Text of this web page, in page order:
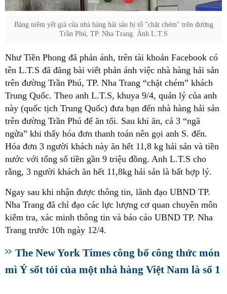
Bảng niêm yết giá của nhà hàng hải sản bị tố "chặt chém" trên đường
Trần Phú, TP. Nha Trang. Ảnh L.T.S
Như Tiền Phong đã phản ánh, trên tài khoản Facebook có
tên L.T.S đã đăng bài viết phản ánh việc nhà hàng hải sản
trên đường Trần Phú, TP. Nha Trang “chặt chém” khách
Trung Quốc. Theo anh L.T.S, khuya 9/4, quản lý của anh
này (quốc tịch Trung Quốc) đưa bạn đến nhà hàng hải sản
trên đường Trần Phú để ăn tối. Sau khi ăn, cả 3 “ngã
ngửa” khi thấy hóa đơn thanh toán nên gọi anh S. đến.
Hóa đơn 3 người khách này ăn hết 11,8 kg hải sản và tiền
nước với tổng số tiền gần 9 triệu đồng. Anh L.T.S cho
rằng, 3 người khách ăn hết 11,8kg hải sản là bất hợp lý.
Ngay sau khi nhận được thông tin, lãnh đạo UBND TP.
Nha Trang đã chỉ đạo các lực lượng cơ quan chuyên môn
kiểm tra, xác minh thông tin và báo cáo UBND TP. Nha
Trang trước 10h ngày 12/4.
The New York Times công bố công thức món
mì Ý sốt tỏi của một nhà hàng Việt Nam là số 1